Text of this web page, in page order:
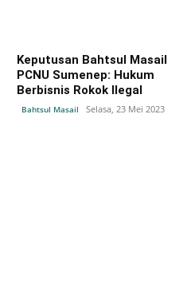
Keputusan Bahtsul Masail
PCNU Sumenep: Hukum
Berbisnis Rokok Ilegal
Bahtsul Masail Selasa, 23 Mei 2023